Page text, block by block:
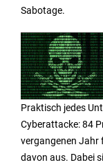
Sabotage.
Praktisch jedes
Cyberattacke: 84
vergangenen Jahr
davon aus. Dabei